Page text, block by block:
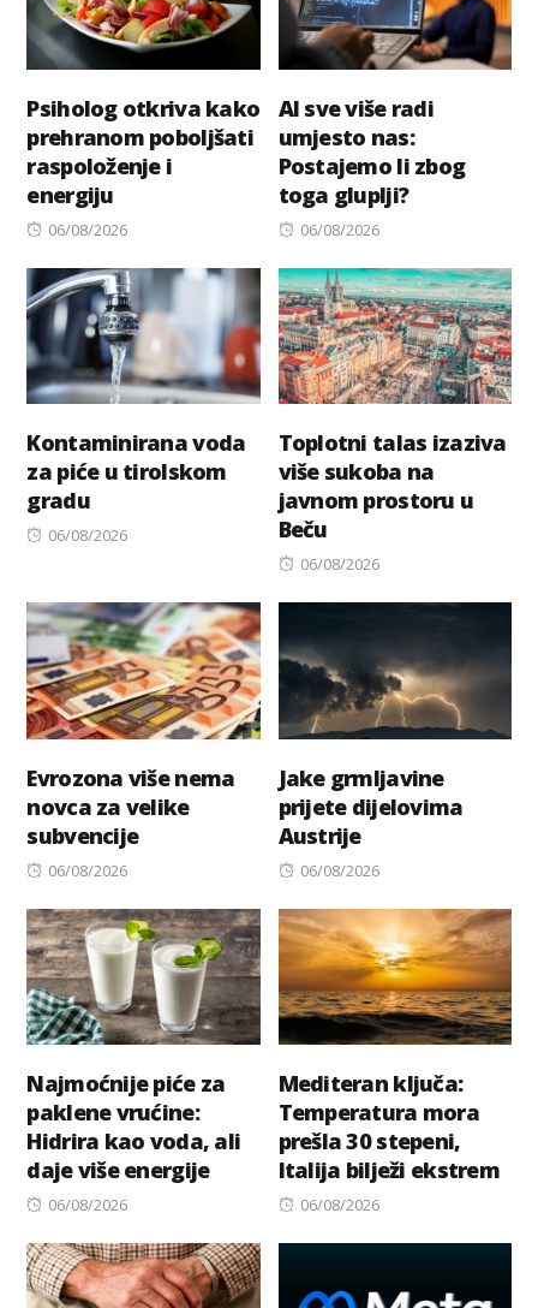
Psiholog otkriva kako
prehranom poboljšati
raspoloženje i
energiju
Posted
06/08/2026
AI sve više radi
umjesto nas:
Postajemo li zbog
toga gluplji?
Posted
06/08/2026
Kontaminirana voda
za piće u tirolskom
gradu
Posted
06/08/2026
Toplotni talas izaziva
više sukoba na
javnom prostoru u
Beču
Posted
06/08/2026
Evrozona više nema
novca za velike
subvencije
Posted
06/08/2026
Jake grmljavine
prijete dijelovima
Austrije
Posted
06/08/2026
Najmoćnije piće za
paklene vrućine:
Hidrira kao voda, ali
daje više energije
Posted
06/08/2026
Mediteran ključa:
Temperatura mora
prešla 30 stepeni,
Italija bilježi ekstrem
Posted
06/08/2026